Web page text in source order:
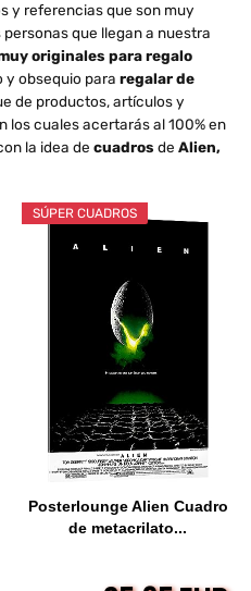
y referencias que son muy
que llegan a nuestra
originales para regalo
y obsequio para regalar de
de productos, artículos y
los cuales acertarás al 100% en
la idea de cuadros de Alien,
SÚPER CUADROS
Posterlounge Alien Cuadro
de metacrilato...